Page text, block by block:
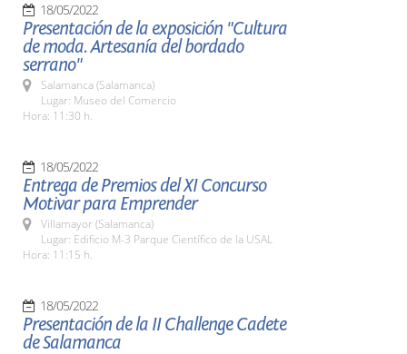
18/05/2022
Presentación de la exposición "Cultura
de moda. Artesanía del bordado
serrano"
Salamanca (Salamanca)
Lugar: Museo del Comercio
Hora: 11:30 h.
18/05/2022
Entrega de Premios del XI Concurso
Motivar para Emprender
Villamayor (Salamanca)
Lugar: Edificio M-3 Parque Científico de la USAL
Hora: 11:15 h.
18/05/2022
Presentación de la II Challenge Cadete
de Salamanca